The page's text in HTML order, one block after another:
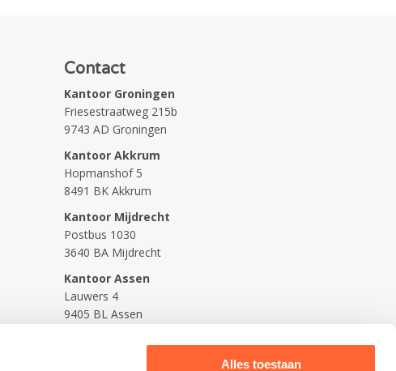
Alles toestaan
Contact
Kantoor Groningen
Friesestraatweg 215b
9743 AD Groningen
Kantoor Akkrum
Hopmanshof 5
8491 BK Akkrum
Kantoor Mijdrecht
Postbus 1030
3640 BA Mijdrecht
Kantoor Assen
Lauwers 4
9405 BL Assen